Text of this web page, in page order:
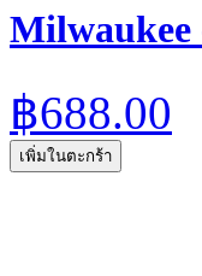
฿688.00
เพิ่มในตะกร้า